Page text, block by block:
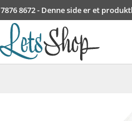
7876 8672 - Denne side er et